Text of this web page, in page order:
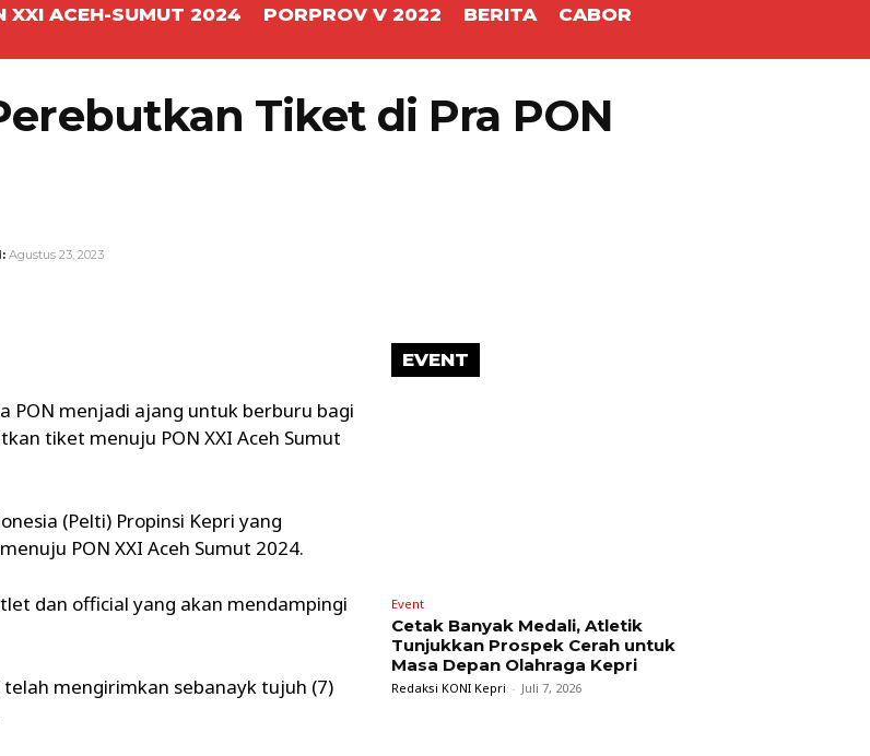
XXI ACEH-SUMUT 2024 PORPROV V 2022 BERITA
CABOR
Tiket di Pra PON
Agustus 23, 2023
PON menjadi ajang untuk berburu bagi
tiket menuju PON XXI Aceh Sumut
(Pelti) Propinsi Kepri yang
PON XXI Aceh Sumut 2024.
dan official yang akan mendampingi
mengirimkan sebanayk tujuh (7)
EVENT
Event
Cetak Banyak Medali, Atletik
Tunjukkan Prospek Cerah untuk
Masa Depan Olahraga Kepri
Redaksi KONI Kepri - Juli 7, 2026